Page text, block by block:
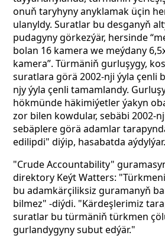
onuň taryhyny anyklamak üçin
ulanyldy. Suratlar bu desganyň
pudagyny görkezýär, hersinde
bolan 16 kamera we meýdany
kamera”. Türmäniň gurluşygy,
suratlara görä 2002-nji ýyla çenli
njy ýyla çenli tamamlandy.
hökmünde häkimiýetler ýakyn
zor bilen kowdular, sebäbi 2002-
sebäplere görä adamlar
edilipdi" diýip, hasabatda aýdylýar.
"Crude Accountability"
direktory Keýt Watters:
bu adamkärçiliksiz guramanyň
bilmez" -diýdi. "Kärdeşlerimiz
suratlar bu türmäniň türkmen
gurlandygyny subut edýär."